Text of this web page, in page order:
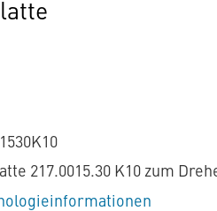
217.0015.30 K10 zum